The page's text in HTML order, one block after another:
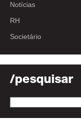
Notícias
RH
Societário
/pesquisar